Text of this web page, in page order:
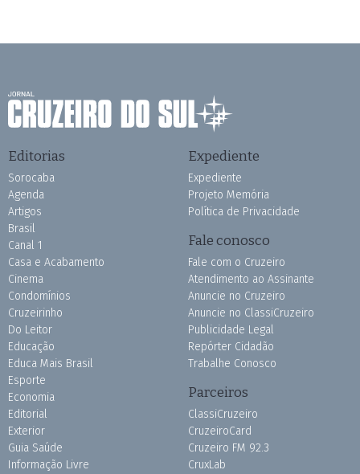
Editorias
Sorocaba
Agenda
Artigos
Brasil
Canal 1
Casa e Acabamento
Cinema
Condomínios
Cruzeirinho
Do Leitor
Educação
Educa Mais Brasil
Esporte
Economia
Editorial
Exterior
Guia Saúde
Informação Livre
Expediente
Expediente
Projeto Memória
Política de Privacidade
Fale conosco
Fale com o Cruzeiro
Atendimento ao Assinante
Anuncie no Cruzeiro
Anuncie no ClassiCruzeiro
Publicidade Legal
Repórter Cidadão
Trabalhe Conosco
Parceiros
ClassiCruzeiro
CruzeiroCard
Cruzeiro FM 92.3
CruxLab